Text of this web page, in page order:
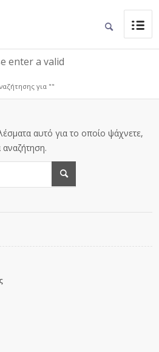
enter a valid
για ""
αυτό για το οποίο ψάχνετε,
αναζήτηση.